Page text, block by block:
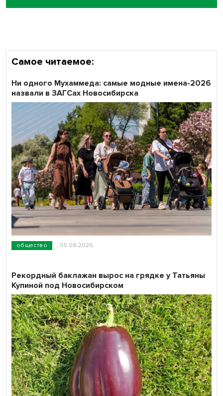
Кибертанки пошли в бой: «Ростелеком» объявляет
Самое читаемое:
общество 05.08.2026
Ни одного Мухаммеда: самые модные имена-2026
назвали в ЗАГСах Новосибирска
Рекордный баклажан вырос на грядке у Татьяны
Купиной под Новосибирском